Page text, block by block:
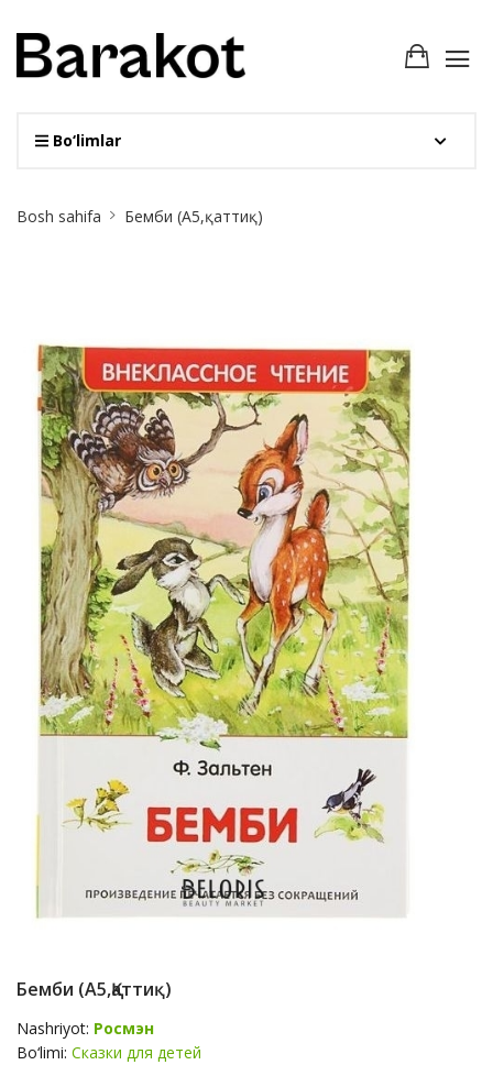
Bo‘limlar
Breadcrumb
Bosh sahifa Бемби (A5,қаттиқ)
Бемби (A5,қаттиқ)
Nashriyot: Росмэн
Bo‘limi: Сказки для детей